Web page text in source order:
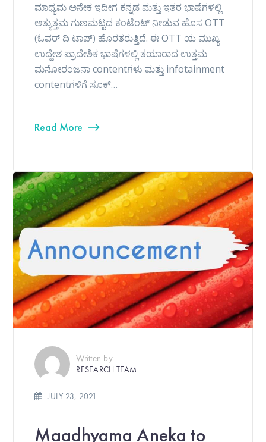
ಮಾಧ್ಯಮ ಅನೇಕ ಇದೀಗ ಕನ್ನಡ ಮತ್ತು ಇತರ ಭಾಷೆಗಳಲ್ಲಿ
ಅತ್ಯುತ್ತಮ ಗುಣಮಟ್ಟದ ಕಂಟೆಂಟ್ ನೀಡುವ ಹೊಸ OTT
(ಓವರ್ ದಿ ಟಾಪ್) ಹೊರತರುತ್ತಿದೆ. ಈ OTT ಯ ಮುಖ್ಯ
ಉದ್ದೇಶ ಪ್ರಾದೇಶಿಕ ಭಾಷೆಗಳಲ್ಲಿ ತಯಾರಾದ ಉತ್ತಮ
ಮನೋರಂಜನಾ contentಗಳು ಮತ್ತು infotainment
contentಗಳಿಗೆ ಸೂಕ್…
Read More
Written by
RESEARCH TEAM
JULY 23, 2021
Maadhyama Aneka to